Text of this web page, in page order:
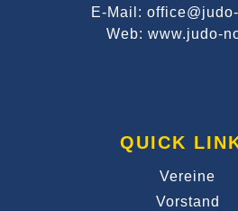
E-Mail:
Web: www.judo-
QUICK
Vereine
Vorstand